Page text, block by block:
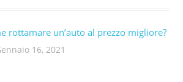
rottamare un’auto al prezzo migliore?
16, 2021